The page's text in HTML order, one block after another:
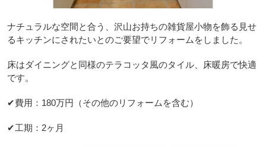
ナチュラルな空間と合う、沢山お持ちの雑貨屋小物を飾る見せ
るキッチンにされたいとのご要望でリフォームをしました。
床はダイニングと同様のテラコッタ風のタイル、床暖房で快適
です。
✔費用：180万円（その他のリフォームを含む）
✔工期：2ヶ月